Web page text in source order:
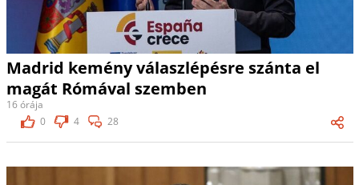
Madrid kemény válaszlépésre szánta el
magát Rómával szemben
16 órája
0
4 28